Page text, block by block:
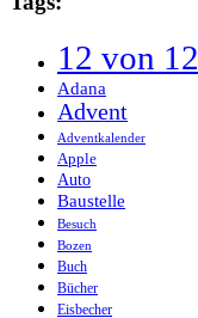
12 von 12
Adana
Advent
Adventkalender
Apple
Auto
Baustelle
Besuch
Bozen
Buch
Bücher
Eisbecher